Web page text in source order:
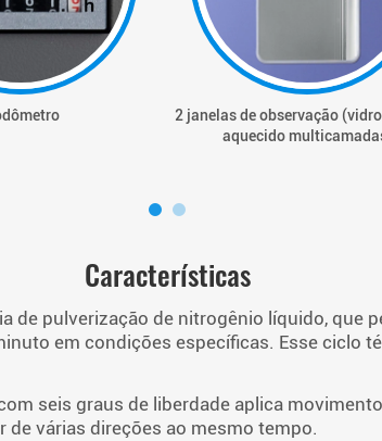
2 janelas de observação
aquecido
Características
de pulverização de nitrogênio líquido, que
em condições específicas. Esse ciclo
seis graus de liberdade aplica
várias direções ao mesmo tempo.